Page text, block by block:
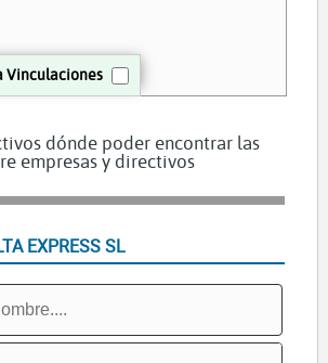
Vinculaciones
dónde poder encontrar las
empresas y directivos
EXPRESS SL